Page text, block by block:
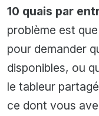
10 quais par
problème est
pour demander
disponibles, ou
le tableur
ce dont vous